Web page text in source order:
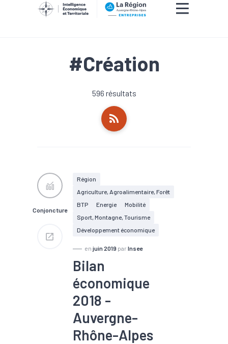
#Création
596 résultats
Conjoncture
Région
Agriculture, Agroalimentaire, Forêt
BTP
Energie
Mobilité
Sport, Montagne, Tourisme
Développement économique
en juin 2019 par Insee
Bilan
économique
2018 -
Auvergne-
Rhône-Alpes